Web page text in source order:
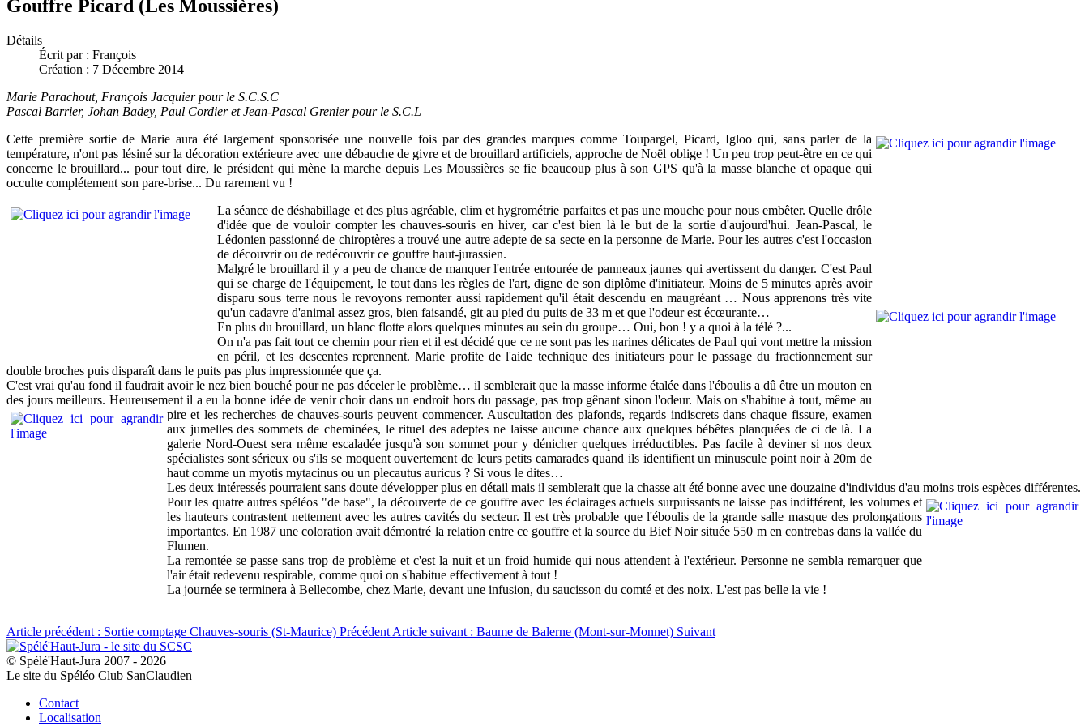
Gouffre Picard (Les Moussières)
Détails
Écrit par : François
Création : 7 Décembre 2014
Marie Parachout, François Jacquier pour le S.C.S.C
Pascal Barrier, Johan Badey, Paul Cordier et Jean-Pascal Grenier pour le S.C.L
Cette première sortie de Marie aura été largement sponsorisée une nouvelle fois par des grandes marques comme Toupargel, Picard, Igloo qui, sans parler de la
température, n'ont pas lésiné sur la décoration extérieure avec une débauche de givre et de brouillard artificiels, approche de Noël oblige ! Un peu trop peut-être en ce qui
concerne le brouillard... pour tout dire, le président qui mène la marche depuis Les Moussières se fie beaucoup plus à son GPS qu'à la masse blanche et opaque qui
occulte complétement son pare-brise... Du rarement vu !
La séance de déshabillage et des plus agréable, clim et hygrométrie parfaites et pas une mouche pour nous embêter. Quelle drôle
d'idée que de vouloir compter les chauves-souris en hiver, car c'est bien là le but de la sortie d'aujourd'hui. Jean-Pascal, le
Lédonien passionné de chiroptères a trouvé une autre adepte de sa secte en la personne de Marie. Pour les autres c'est l'occasion
de découvrir ou de redécouvrir ce gouffre haut-jurassien.
Malgré le brouillard il y a peu de chance de manquer l'entrée entourée de panneaux jaunes qui avertissent du danger. C'est Paul
qui se charge de l'équipement, le tout dans les règles de l'art, digne de son diplôme d'initiateur. Moins de 5 minutes après avoir
disparu sous terre nous le revoyons remonter aussi rapidement qu'il était descendu en maugréant … Nous apprenons très vite
qu'un cadavre d'animal assez gros, bien faisandé, git au pied du puits de 33 m et que l'odeur est écœurante…
En plus du brouillard, un blanc flotte alors quelques minutes au sein du groupe… Oui, bon ! y a quoi à la télé ?...
On n'a pas fait tout ce chemin pour rien et il est décidé que ce ne sont pas les narines délicates de Paul qui vont mettre la mission
en péril, et les descentes reprennent. Marie profite de l'aide technique des initiateurs pour le passage du fractionnement sur
double broches puis disparaît dans le puits pas plus impressionnée que ça.
C'est vrai qu'au fond il faudrait avoir le nez bien bouché pour ne pas déceler le problème… il semblerait que la masse informe étalée dans l'éboulis a dû être un mouton en
des jours meilleurs. Heureusement il a eu la bonne idée de venir choir dans un endroit hors du passage, pas trop gênant sinon l'odeur. Mais on s'habitue à tout, même au
pire et les recherches de chauves-souris peuvent commencer. Auscultation des plafonds, regards indiscrets dans chaque fissure, examen
aux jumelles des sommets de cheminées, le rituel des adeptes ne laisse aucune chance aux quelques bébêtes planquées de ci de là. La
galerie Nord-Ouest sera même escaladée jusqu'à son sommet pour y dénicher quelques irréductibles. Pas facile à deviner si nos deux
spécialistes sont sérieux ou s'ils se moquent ouvertement de leurs petits camarades quand ils identifient un minuscule point noir à 20m de
haut comme un myotis mytacinus ou un plecautus auricus ? Si vous le dites…
Les deux intéressés pourraient sans doute développer plus en détail mais il semblerait que la chasse ait été bonne avec une douzaine d'individus d'au moins trois espèces différentes.
Pour les quatre autres spéléos "de base", la découverte de ce gouffre avec les éclairages actuels surpuissants ne laisse pas indifférent, les volumes et
les hauteurs contrastent nettement avec les autres cavités du secteur. Il est très probable que l'éboulis de la grande salle masque des prolongations
importantes. En 1987 une coloration avait démontré la relation entre ce gouffre et la source du Bief Noir située 550 m en contrebas dans la vallée du
Flumen.
La remontée se passe sans trop de problème et c'est la nuit et un froid humide qui nous attendent à l'extérieur. Personne ne sembla remarquer que
l'air était redevenu respirable, comme quoi on s'habitue effectivement à tout !
La journée se terminera à Bellecombe, chez Marie, devant une infusion, du saucisson du comté et des noix. L'est pas belle la vie !
Article précédent : Sortie comptage Chauves-souris (St-Maurice) Précédent Article suivant : Baume de Balerne (Mont-sur-Monnet) Suivant
© Spélé'Haut-Jura 2007 - 2026
Le site du Spéléo Club SanClaudien
Contact
Localisation